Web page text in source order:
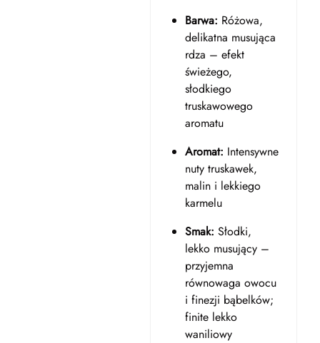
Barwa: Różowa,
delikatna musująca
rdza – efekt
świeżego,
słodkiego
truskawowego
aromatu
Aromat: Intensywne
nuty truskawek,
malin i lekkiego
karmelu
Smak: Słodki,
lekko musujący –
przyjemna
równowaga owocu
i finezji bąbelków;
finite lekko
waniliowy